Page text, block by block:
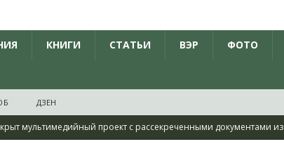
КНИГИ СТАТЬИ ВЭР ФОТО
ДЗЕН
мультимедийный проект с рассекреченными документами из